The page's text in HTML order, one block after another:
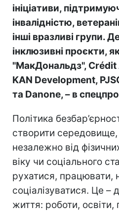
ініціативи,
інвалідністю,
інші вразливі групи.
інклюзивні проєкти,
"МакДональдз", Crédit
KAN Development,
та Danone, – в
Політика
створити
незалежно від
віку чи соціального
рухатися, працювати,
соціалізуватися. Це –
життя: роботи, освіти,